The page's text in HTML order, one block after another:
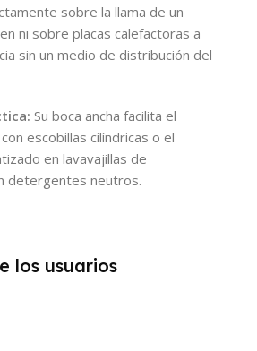
sobre la llama de un
ni sobre placas calefactoras a
sin un medio de distribución del
Su boca ancha facilita el
escobillas cilíndricas o el
en lavavajillas de
detergentes neutros.
los usuarios